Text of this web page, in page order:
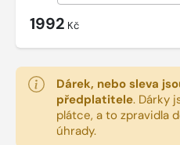
1992 Kč
Dárek, nebo sleva
předplatitele. Dárky
plátce, a to zpravidla
úhrady.